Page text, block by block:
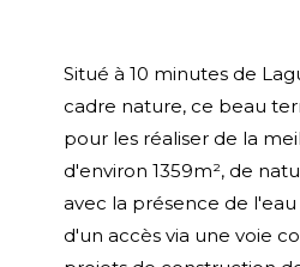
Situé à 10 minutes de
cadre nature, ce beau
pour les réaliser de la
d'environ 1359m², de
avec la présence de
d'un accès via une voie